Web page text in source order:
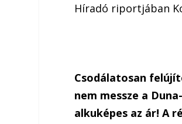
Híradó riportjában
Csodálatosan
nem messze a
alkuképes az ár! A